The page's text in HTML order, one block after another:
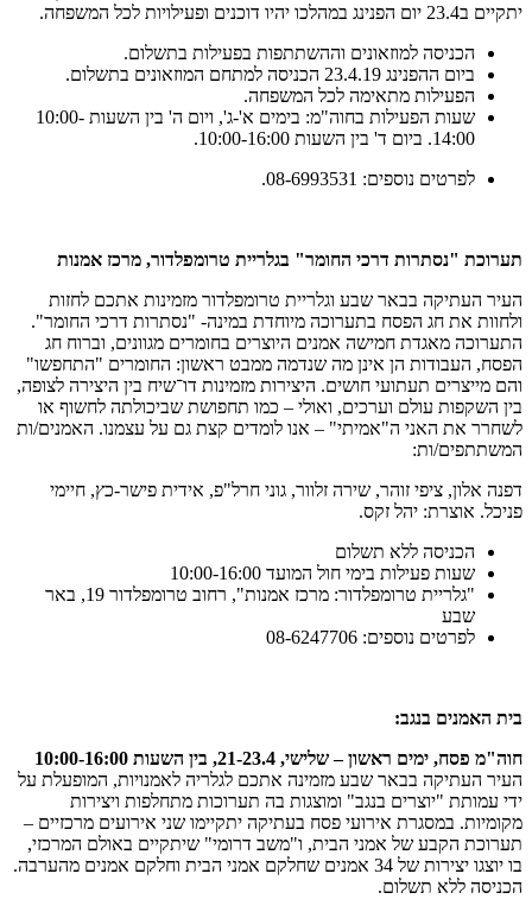
יתקיים ב23.4 יום הפנינג במהלכו יהיו דוכנים ופעילויות לכל המשפחה.
הכניסה למוזאונים וההשתתפות בפעילות בתשלום.
ביום ההפנינג 23.4.19 הכניסה למתחם המוזאונים בתשלום.
הפעילות מתאימה לכל המשפחה.
שעות הפעילות בחוה"מ: בימים א'-ג', ויום ה' בין השעות 10:00-
14:00. ביום ד' בין השעות 10:00-16:00.
לפרטים נוספים: 08-6993531.
תערוכת "נסתרות דרכי החומר" בגלריית טרומפלדור, מרכז אמנות
העיר העתיקה בבאר שבע וגלריית טרומפלדור מזמינות אתכם לחזות
ולחוות את חג הפסח בתערוכה מיוחדת במינה- "נסתרות דרכי החומר".
התערוכה מאגדת חמישה אמנים היוצרים בחומרים מגוונים, וברוח חג
הפסח, העבודות הן אינן מה שנדמה ממבט ראשון: החומרים "התחפשו"
והם מייצרים תעתועי חושים. היצירות מזמינות דו־שיח בין היצירה לצופה,
בין השקפות עולם וערכים, ואולי – כמו תחפושת שביכולתה לחשוף או
לשחרר את האני ה"אמיתי" – אנו לומדים קצת גם על עצמנו. האמנים/ות
המשתתפים/ות:
דפנה אלון, ציפי זוהר, שירה זלוור, גוני חרל"פ, אידית פישר-כץ, חיימי
פניכל. אוצרת: יהל זקס.
הכניסה ללא תשלום
שעות פעילות בימי חול המועד 10:00-16:00
"גלריית טרומפלדור: מרכז אמנות", רחוב טרומפלדור 19, באר
שבע
לפרטים נוספים: 08-6247706
בית האמנים בנגב:
חוה"מ פסח, ימים ראשון – שלישי, 21-23.4, בין השעות 10:00-16:00
העיר העתיקה בבאר שבע מזמינה אתכם לגלריה לאמנויות, המופעלת על
ידי עמותת "יוצרים בנגב" ומוצגות בה תערוכות מתחלפות ויצירות
מקומיות. במסגרת אירועי פסח בעתיקה יתקיימו שני אירועים מרכזיים –
תערוכת הקבע של אמני הבית, ו"משב דרומי" שיתקיים באולם המרכזי,
בו יוצגו יצירות של 34 אמנים שחלקם אמני הבית וחלקם אמנים מהערבה.
הכניסה ללא תשלום.